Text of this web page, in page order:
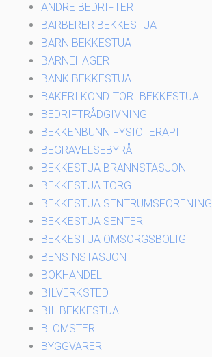
ANDRE BEDRIFTER
BARBERER BEKKESTUA
BARN BEKKESTUA
BARNEHAGER
BANK BEKKESTUA
BAKERI KONDITORI BEKKESTUA
BEDRIFTRÅDGIVNING
BEKKENBUNN FYSIOTERAPI
BEGRAVELSEBYRÅ
BEKKESTUA BRANNSTASJON
BEKKESTUA TORG
BEKKESTUA SENTRUMSFORENING
BEKKESTUA SENTER
BEKKESTUA OMSORGSBOLIG
BENSINSTASJON
BOKHANDEL
BILVERKSTED
BIL BEKKESTUA
BLOMSTER
BYGGVARER